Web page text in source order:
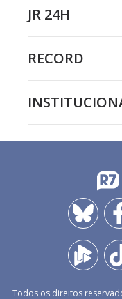
JR 24H
RECORD
Todos os direitos